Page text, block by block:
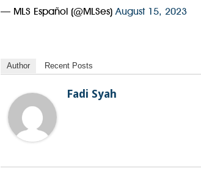
— MLS Español (@MLSes)August 15, 2023
Author Recent Posts
Fadi Syah